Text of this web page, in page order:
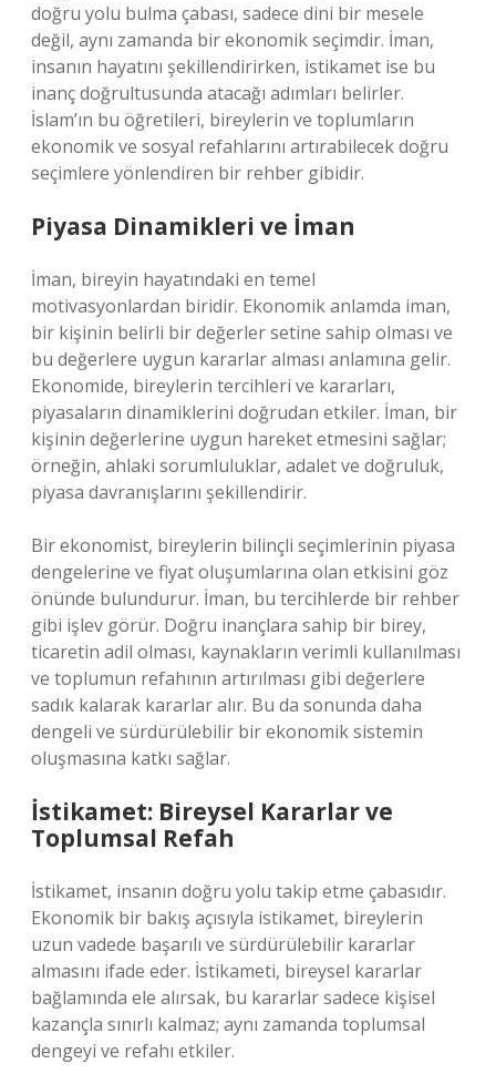
doğru yolu bulma çabası, sadece dini bir mesele
değil, aynı zamanda bir ekonomik seçimdir. İman,
insanın hayatını şekillendirirken, istikamet ise bu
inanç doğrultusunda atacağı adımları belirler.
İslam’ın bu öğretileri, bireylerin ve toplumların
ekonomik ve sosyal refahlarını artırabilecek doğru
seçimlere yönlendiren bir rehber gibidir.
Piyasa Dinamikleri ve İman
İman, bireyin hayatındaki en temel
motivasyonlardan biridir. Ekonomik anlamda iman,
bir kişinin belirli bir değerler setine sahip olması ve
bu değerlere uygun kararlar alması anlamına gelir.
Ekonomide, bireylerin tercihleri ve kararları,
piyasaların dinamiklerini doğrudan etkiler. İman, bir
kişinin değerlerine uygun hareket etmesini sağlar;
örneğin, ahlaki sorumluluklar, adalet ve doğruluk,
piyasa davranışlarını şekillendirir.
Bir ekonomist, bireylerin bilinçli seçimlerinin piyasa
dengelerine ve fiyat oluşumlarına olan etkisini göz
önünde bulundurur. İman, bu tercihlerde bir rehber
gibi işlev görür. Doğru inançlara sahip bir birey,
ticaretin adil olması, kaynakların verimli kullanılması
ve toplumun refahının artırılması gibi değerlere
sadık kalarak kararlar alır. Bu da sonunda daha
dengeli ve sürdürülebilir bir ekonomik sistemin
oluşmasına katkı sağlar.
İstikamet: Bireysel Kararlar ve
Toplumsal Refah
İstikamet, insanın doğru yolu takip etme çabasıdır.
Ekonomik bir bakış açısıyla istikamet, bireylerin
uzun vadede başarılı ve sürdürülebilir kararlar
almasını ifade eder. İstikameti, bireysel kararlar
bağlamında ele alırsak, bu kararlar sadece kişisel
kazançla sınırlı kalmaz; aynı zamanda toplumsal
dengeyi ve refahı etkiler.